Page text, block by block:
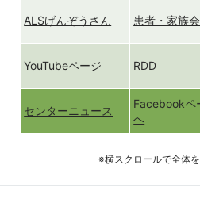
ALSげんぞうさん 患者・家族会
YouTubeページ RDD
センターニュース
Facebookペ
へ
※横スクロールで全体を